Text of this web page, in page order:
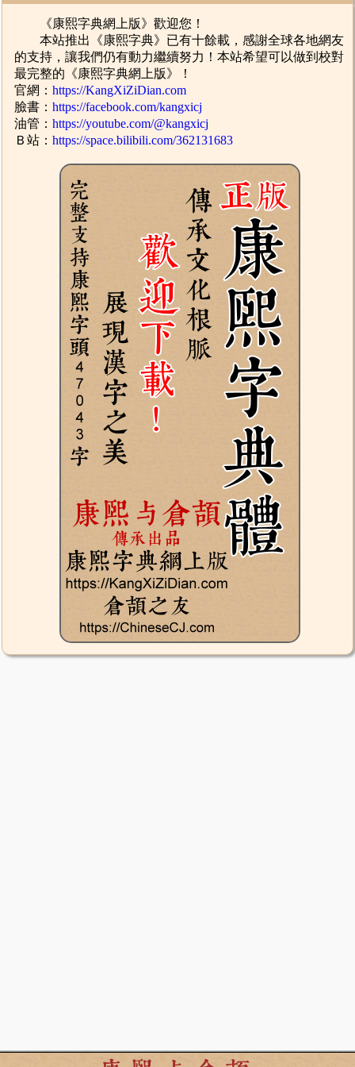
《康熙字典網上版》歡迎您！
本站推出《康熙字典》已有十餘載，感謝全球各地網友
的支持，讓我們仍有動力繼續努力！本站希望可以做到校對
最完整的《康熙字典網上版》！
官網：https://KangXiZiDian.com
臉書：https://facebook.com/kangxicj
油管：https://youtube.com/@kangxicj
Ｂ站：https://space.bilibili.com/362131683